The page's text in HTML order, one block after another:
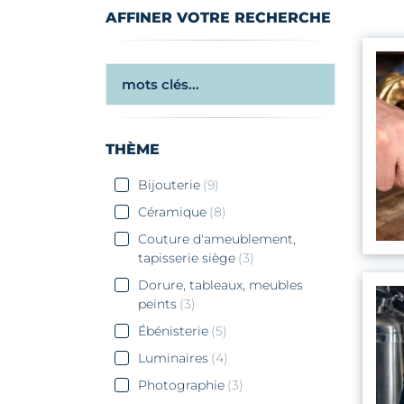
AFFINER VOTRE RECHERCHE
THÈME
Bijouterie (9)
Céramique (8)
Couture d'ameublement,
tapisserie siège (3)
Dorure, tableaux, meubles
peints (3)
Ébénisterie (5)
Luminaires (4)
Photographie (3)